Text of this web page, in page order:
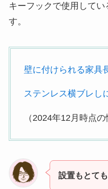
キーフックで使用して
す。
壁に付けられる家具
ステンレス横ブレし
（2024年12月時点の
設置もとて